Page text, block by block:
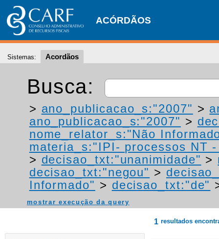
ACÓRDÃOS
Sistemas: Acordãos
Busca:
> ano_publicacao_s:"2007" >
ano_publicacao_s:"2007" >
nome_relator_s:"Não
materia_s:"IPI- processos NT
> decisao_txt:"unanimidade" >
decisao_txt:"negou" >
Informado" > decisao_txt:"de"
mostrar execução da query
1 resultados